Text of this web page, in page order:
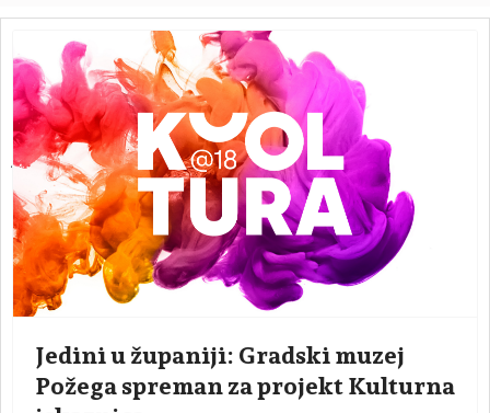
Jedini u županiji: Gradski muzej
Požega spreman za projekt Kulturna